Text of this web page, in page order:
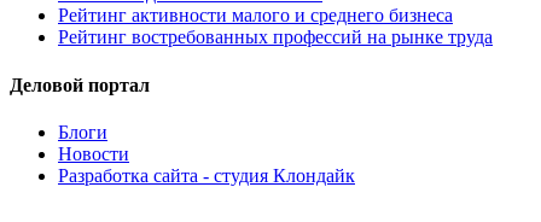
Рейтинг активности малого и среднего бизнеса
Рейтинг востребованных профессий на рынке труда
Деловой портал
Блоги
Новости
Разработка сайта - студия Клондайк